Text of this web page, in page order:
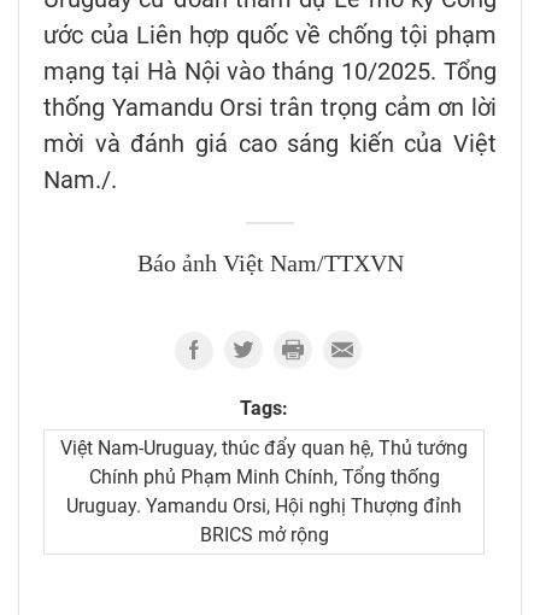
ước của Liên hợp quốc về chống tội phạm
mạng tại Hà Nội vào tháng 10/2025. Tổng
thống Yamandu Orsi trân trọng cảm ơn lời
mời và đánh giá cao sáng kiến của Việt
Nam./.
Báo ảnh Việt Nam/TTXVN
Tags:
Việt Nam-Uruguay, thúc đẩy quan hệ, Thủ tướng
Chính phủ Phạm Minh Chính, Tổng thống
Uruguay. Yamandu Orsi, Hội nghị Thượng đỉnh
BRICS mở rộng